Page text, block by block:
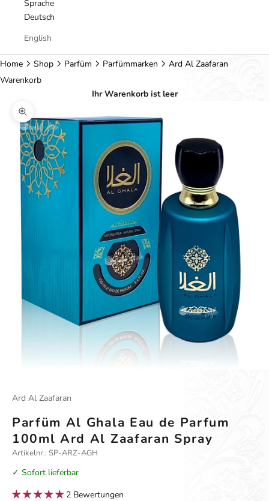
Sprache
Deutsch
English
Home Shop Parfüm Parfümmarken
Ard Al Zaafaran
Warenkorb
Ihr Warenkorb ist leer
Bild vergrößern
Ard Al Zaafaran
Parfüm Al Ghala Eau de Parfum
100ml Ard Al Zaafaran Spray
Artikelnr.: SP-ARZ-AGH
✓ Sofort lieferbar
2 Bewertungen